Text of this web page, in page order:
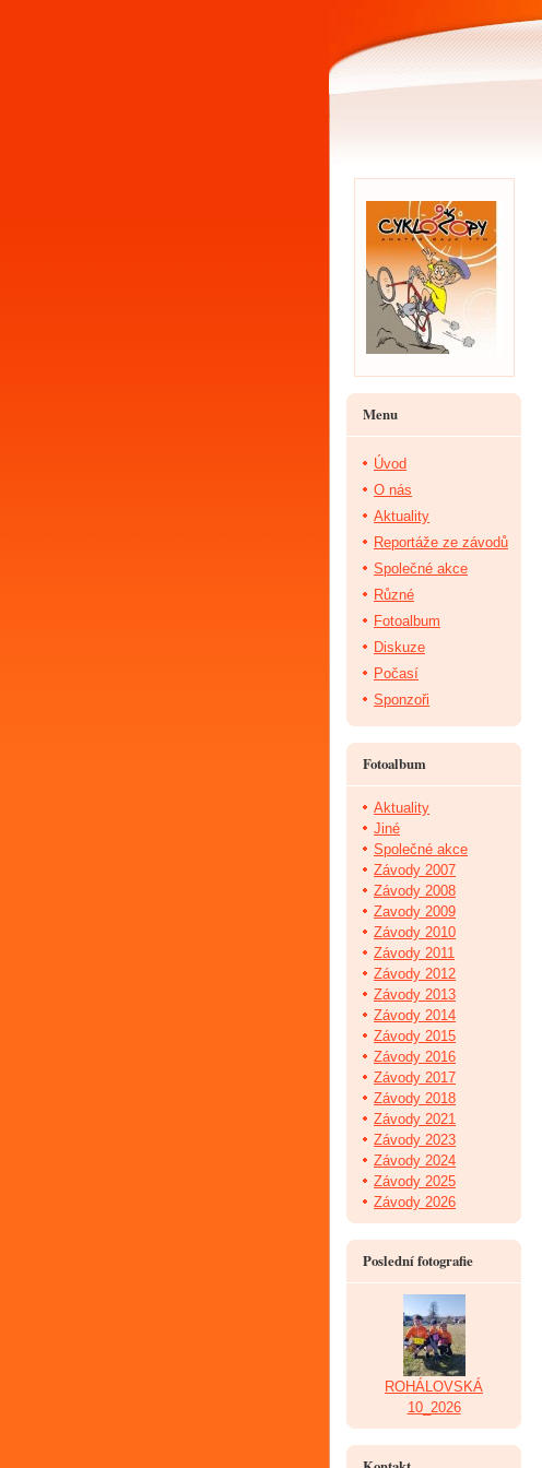
Menu
Úvod
O nás
Aktuality
Reportáže ze závodů
Společné akce
Různé
Fotoalbum
Diskuze
Počasí
Sponzoři
Fotoalbum
Aktuality
Jiné
Společné akce
Závody 2007
Závody 2008
Zavody 2009
Závody 2010
Závody 2011
Závody 2012
Závody 2013
Závody 2014
Závody 2015
Závody 2016
Závody 2017
Závody 2018
Závody 2021
Závody 2023
Závody 2024
Závody 2025
Závody 2026
Poslední fotografie
ROHÁLOVSKÁ
10_2026